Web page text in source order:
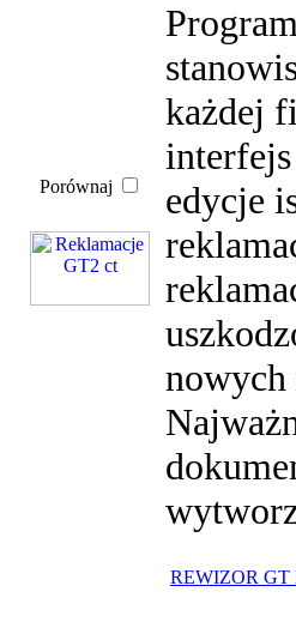
Porównaj
każdej
edycje
nowych
REWIZOR GT